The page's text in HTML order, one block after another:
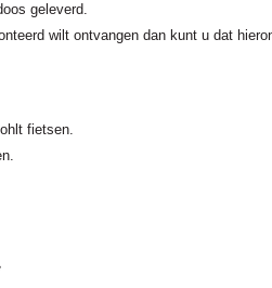
geleverd.
wilt ontvangen dan kunt u dat
fietsen.